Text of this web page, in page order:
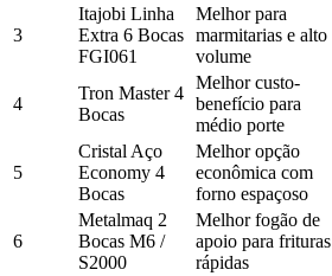
3
Itajobi Linha
Extra 6 Bocas
FGI061
Melhor para
marmitarias e alto
volume
4
Tron Master 4
Bocas
Melhor custo-
benefício para
médio porte
5
Cristal Aço
Economy 4
Bocas
Melhor opção
econômica com
forno espaçoso
6
Metalmaq 2
Bocas M6 /
S2000
Melhor fogão de
apoio para frituras
rápidas